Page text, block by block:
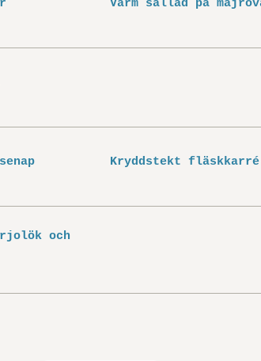
Varm sallad på
Kryddstekt fläskkarré
och